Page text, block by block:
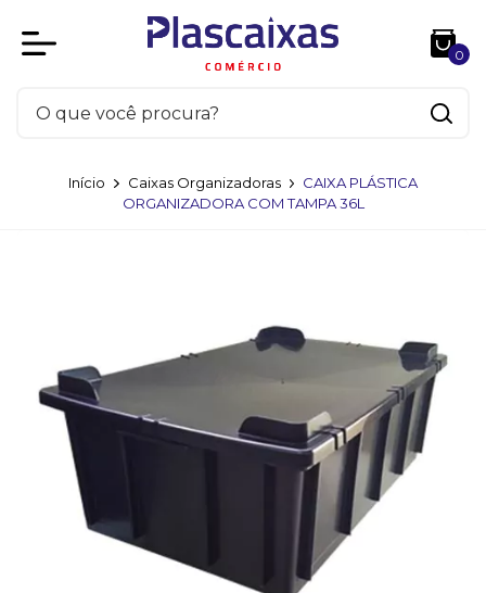
0
Início Caixas Organizadoras
CAIXA PLÁSTICA
ORGANIZADORA COM TAMPA 36L